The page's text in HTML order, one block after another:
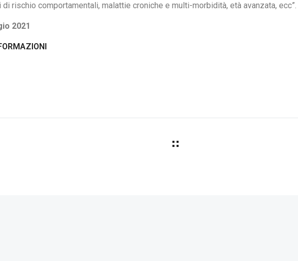
rischio comportamentali, malattie croniche e multi-morbidità, età avanzata, ecc”.
2021